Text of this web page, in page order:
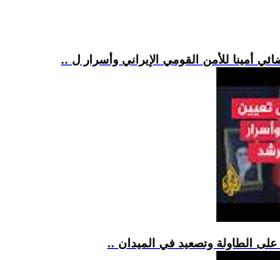
أمينا للأمن القومي الإيراني وأسرار ل
على الطاولة وتصعيد في الميدان